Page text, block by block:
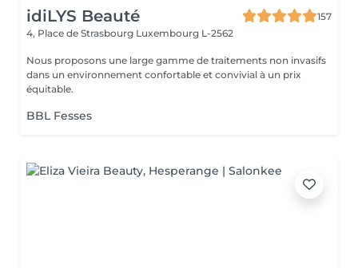
idiLYS Beauté
157
4, Place de Strasbourg Luxembourg L-2562
Nous proposons une large gamme de traitements non invasifs
dans un environnement confortable et convivial à un prix
équitable.
BBL Fesses